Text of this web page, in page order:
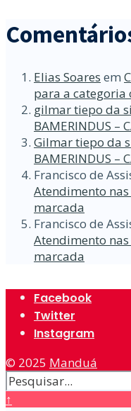
Elias Soares em
para a categoria
gilmar tiepo da
BAMERINDUS –
Gilmar tiepo da
BAMERINDUS –
Francisco de
Atendimento
marcada
Francisco de
Atendimento
marcada
Facebook
Twitter
Instagram
© 2025 Manduá
↑